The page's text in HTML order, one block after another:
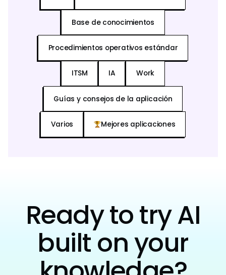
Base de conocimientos
Procedimientos operativos estándar
ITSM IA Work
Guías y consejos de la aplicación
Varios Mejores aplicaciones
Ready to try AI
built on your